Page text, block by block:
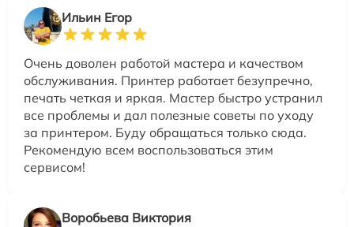
Ильин Егор
Очень доволен работой мастера и качеством
обслуживания. Принтер работает безупречно,
печать четкая и яркая. Мастер быстро устранил
все проблемы и дал полезные советы по уходу
за принтером. Буду обращаться только сюда.
Рекомендую всем воспользоваться этим
сервисом!
Воробьева Виктория